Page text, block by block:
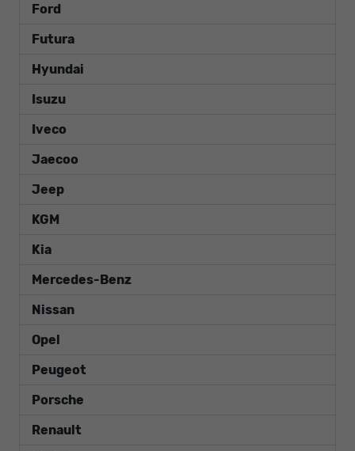
Ford
Futura
Hyundai
Isuzu
Iveco
Jaecoo
Jeep
KGM
Kia
Mercedes-Benz
Nissan
Opel
Peugeot
Porsche
Renault